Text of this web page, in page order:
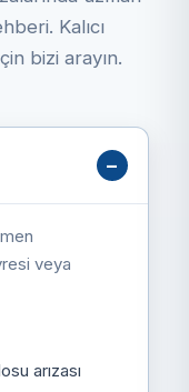
Kalıcı
bizi arayın.
veya
arızası